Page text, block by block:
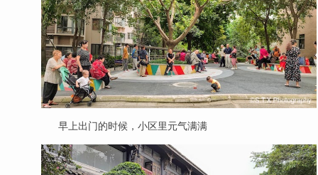
早上出门的时候，小区里元气满满